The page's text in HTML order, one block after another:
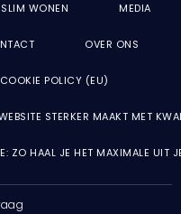
SLIM WONEN MEDIA
OVER ONS
COOKIE POLICY (EU)
STERKER MAAKT MET
ZO HAAL JE HET MAXIMALE UIT